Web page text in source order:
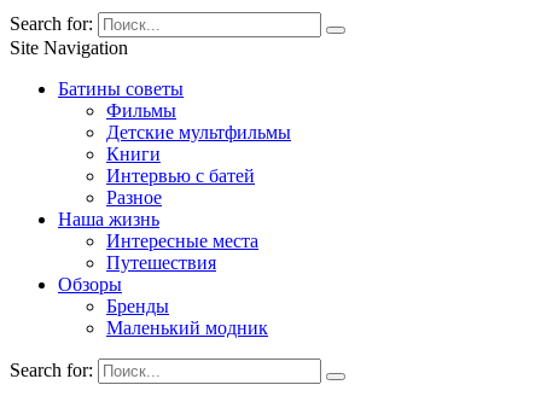
Search for:
Site Navigation
Батины советы
Фильмы
Детские мультфильмы
Книги
Интервью с батей
Разное
Наша жизнь
Интересные места
Путешествия
Обзоры
Бренды
Маленький модник
Search for: